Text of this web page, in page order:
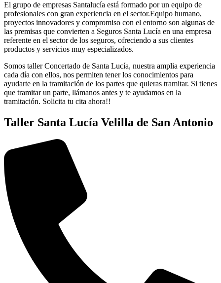
El grupo de empresas Santalucía está formado por un equipo de
profesionales con gran experiencia en el sector.Equipo humano,
proyectos innovadores y compromiso con el entorno son algunas de
las premisas que convierten a Seguros Santa Lucía en una empresa
referente en el sector de los seguros, ofreciendo a sus clientes
productos y servicios muy especializados.
Somos taller Concertado de Santa Lucía, nuestra amplia experiencia
cada día con ellos, nos permiten tener los conocimientos para
ayudarte en la tramitación de los partes que quieras tramitar. Si tienes
que tramitar un parte, llámanos antes y te ayudamos en la
tramitación. Solicita tu cita ahora!!
Taller Santa Lucía Velilla de San Antonio